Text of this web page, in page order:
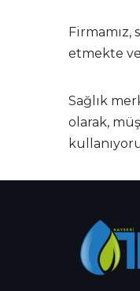
etmekte
Sağlık
olarak,